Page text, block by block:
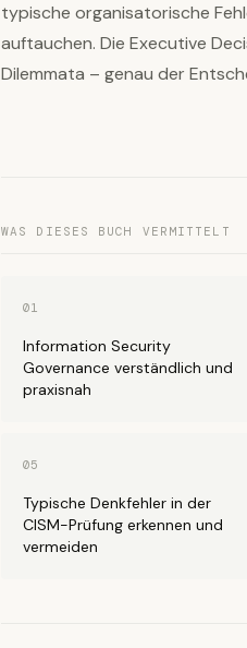
typische organisatorische
auftauchen. Die Executive
Dilemmata – genau der
WAS DIESES BUCH VERMITTELT
01
Information Security
Governance verständlich und
praxisnah
05
Typische Denkfehler in der
CISM-Prüfung erkennen und
vermeiden